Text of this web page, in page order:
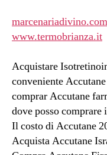
www.termobrianza.it
Acquistare
conveniente
comprar Accutane
dove posso
Il costo di Accutane
Acquista Accutane